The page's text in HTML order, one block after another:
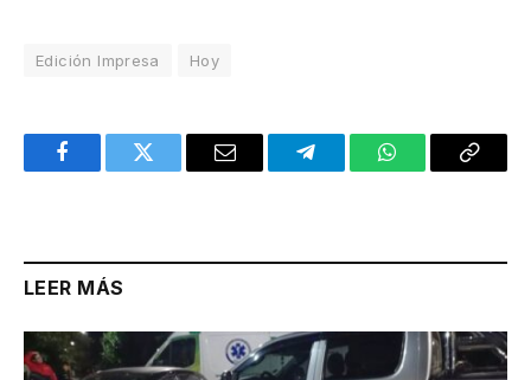
Edición Impresa Hoy
FacebookTwitter Email TelegramWhatsAppCopy
LEER MÁS